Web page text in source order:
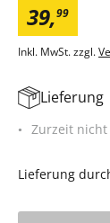
39,99
Inkl. MwSt. zzgl.
Lieferung
Zurzeit
Lieferung